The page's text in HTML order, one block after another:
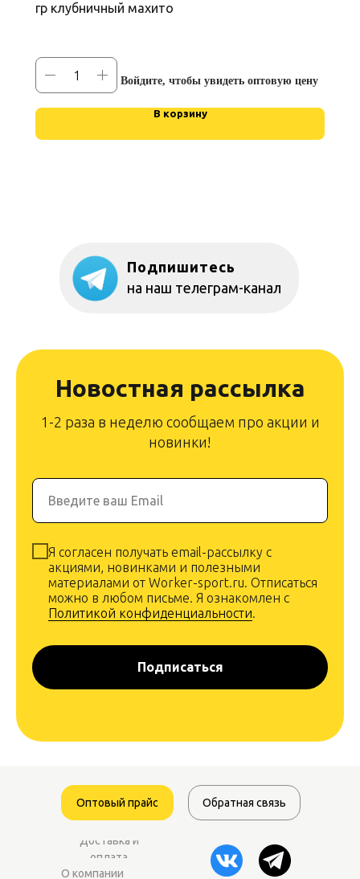
гр клубничный махито
Войдите, чтобы увидеть оптовую цену
В корзину
Подпишитесь
на наш телеграм-канал
Новостная рассылка
1-2 раза в неделю сообщаем про акции и
новинки!
Введите ваш Email
Я согласен получать email-рассылку с
акциями, новинками и полезными
материалами от Worker-sport.ru. Отписаться
можно в любом письме. Я ознакомлен с
Политикой конфиденциальности.
Подписаться
О компании
Доставка и
оплата
Оптовый прайс Обратная связь